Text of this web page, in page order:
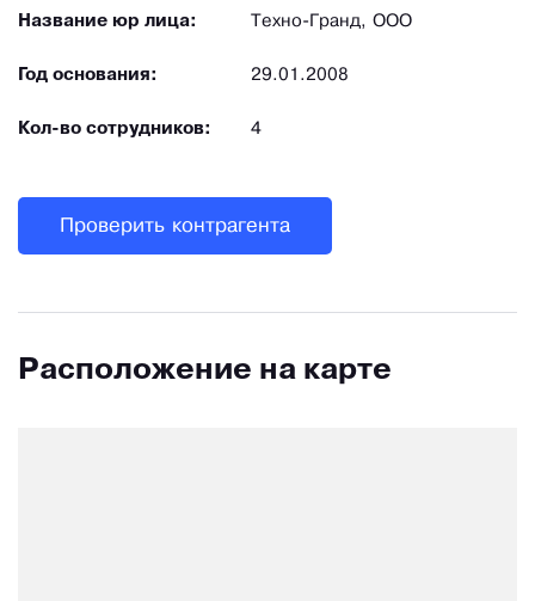
Название юр лица: Техно-Гранд, ООО
Год основания: 29.01.2008
Кол-во сотрудников: 4
Проверить контрагента
Расположение на карте